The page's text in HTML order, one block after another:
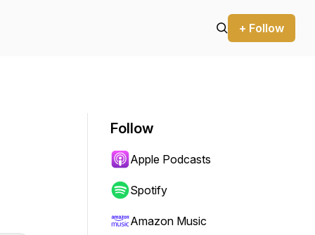
+ Follow
Follow
Apple Podcasts
Spotify
Amazon Music